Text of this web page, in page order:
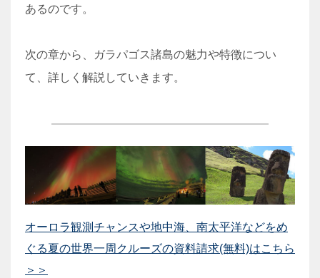
あるのです。
次の章から、ガラパゴス諸島の魅力や特徴につい
て、詳しく解説していきます。
オーロラ観測チャンスや地中海、南太平洋などをめ
ぐる夏の世界一周クルーズの資料請求(無料)はこちら
＞＞